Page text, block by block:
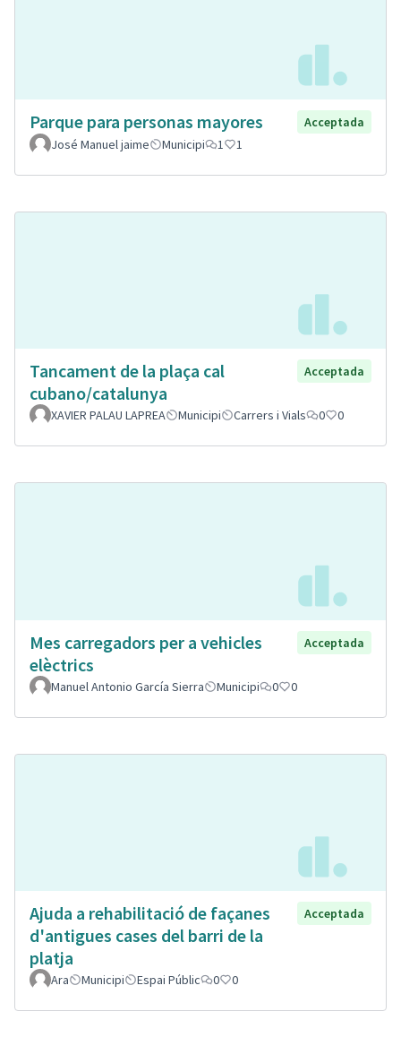
Parque para personas mayores
Acceptada
José Manuel jaime
Municipi 1 1
Tancament de la plaça cal
cubano/catalunya
Acceptada
XAVIER PALAU LAPREA Municipi Carrers i Vials 0 0
Mes carregadors per a vehicles
elèctrics
Acceptada
Manuel Antonio García Sierra Municipi 0 0
Ajuda a rehabilitació de façanes
d'antigues cases del barri de la
platja
Acceptada
Ara Municipi Espai Públic 0 0